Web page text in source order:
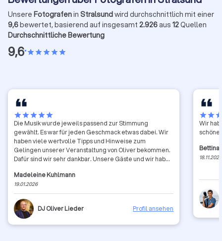
Unsere Fotografenin Stralsundwird durchschnittlich mit einer
9,6bewertet, basierend auf insgesamt 2.926aus 12Quellen
Durchschnittliche Bewertung
9,6•starstarstarstarstar
starstarstarstarstar
Die Musik wurde jeweils passend zur Stimmung
gewählt. Es war für jeden Geschmack etwas dabei. Wir
haben viele wertvolle Tipps und Hinweise zum
Gelingen unserer Veranstaltung von Oliver bekommen.
Dafür sind wir sehr dankbar. Unsere Gäste und wir haben
Madeleine Kuhlmann
19.01.2026
DJ Oliver Lieder Profil ansehen
starstar
Wir
Bettina
18.11.2025